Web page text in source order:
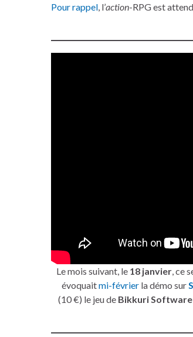
Pour rappel , l’action-RPG est
Le mois suivant, le 18 janvier, ce
évoquaitmi-février la démo sur
(10 €) le jeu de Bikkuri Software